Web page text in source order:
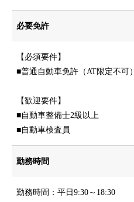
必要免許
【必須要件】
■普通自動車免許（AT限定不可）
【歓迎要件】
■自動車整備士2級以上
■自動車検査員
勤務時間
勤務時間：平日9:30～18:30